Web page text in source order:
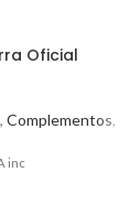
Oficial
, Complementos,
inc